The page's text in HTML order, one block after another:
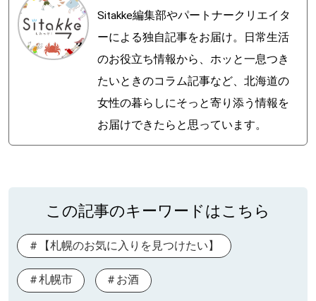
Sitakke編集部やパートナークリエイタ
ーによる独自記事をお届け。日常生活
のお役立ち情報から、ホッと一息つき
たいときのコラム記事など、北海道の
女性の暮らしにそっと寄り添う情報を
お届けできたらと思っています。
この記事のキーワードはこちら
【札幌のお気に入りを見つけたい】
札幌市 お酒